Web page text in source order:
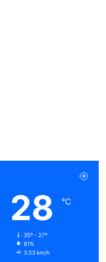
28 ℃
35º - 27º
81%
3.53 km/h